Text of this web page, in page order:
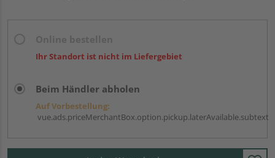
Ihr Standort ist nicht im Liefergebiet
Beim Händler abholen
Auf Vorbestellung:
vue.ads.priceMerchantBox.option.pickup.laterAvailable.subtext